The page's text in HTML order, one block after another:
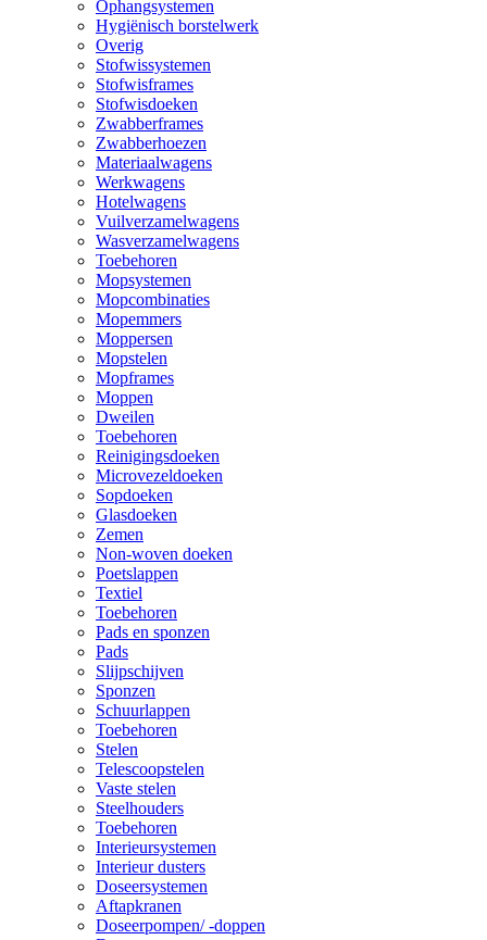
Ophangsystemen
Hygiënisch borstelwerk
Overig
Stofwissystemen
Stofwisframes
Stofwisdoeken
Zwabberframes
Zwabberhoezen
Materiaalwagens
Werkwagens
Hotelwagens
Vuilverzamelwagens
Wasverzamelwagens
Toebehoren
Mopsystemen
Mopcombinaties
Mopemmers
Moppersen
Mopstelen
Mopframes
Moppen
Dweilen
Toebehoren
Reinigingsdoeken
Microvezeldoeken
Sopdoeken
Glasdoeken
Zemen
Non-woven doeken
Poetslappen
Textiel
Toebehoren
Pads en sponzen
Pads
Slijpschijven
Sponzen
Schuurlappen
Toebehoren
Stelen
Telescoopstelen
Vaste stelen
Steelhouders
Toebehoren
Interieursystemen
Interieur dusters
Doseersystemen
Aftapkranen
Doseerpompen/ -doppen